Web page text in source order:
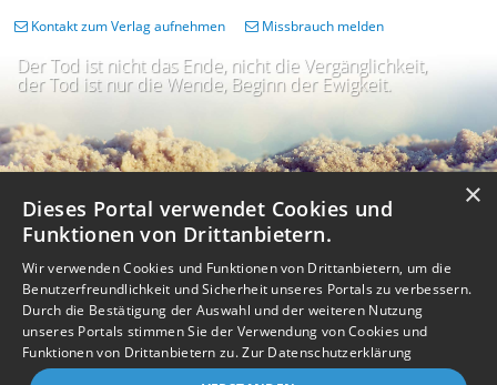
Der Tod ist nicht das Ende, nicht die Vergänglichkeit,
der Tod ist nur die Wende, Beginn der Ewigkeit.
Kontakt zum Verlag aufnehmen Missbrauch melden
Impressum Nutzungsbedingungen Datenschutz
AGB
Barrierefreiheit
Barriere melden
I
m
Accessibility-Modus aktivieren
IKontrastmodus aktivieren
×
Dieses Portal verwendet Cookies und
Funktionen von Drittanbietern.
Wir verwenden Cookies und Funktionen von Drittanbietern, um die
Benutzerfreundlichkeit und Sicherheit unseres Portals zu verbessern.
Durch die Bestätigung der Auswahl und der weiteren Nutzung
unseres Portals stimmen Sie der Verwendung von Cookies und
Funktionen von Drittanbietern zu.Zur Datenschutzerklärung